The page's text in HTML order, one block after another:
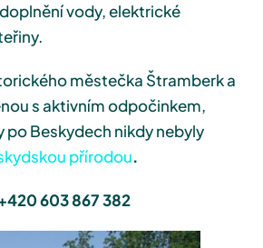
vody, elektrické
městečka Štramberk a
s aktivním odpočinkem,
Beskydech nikdy nebyly
přírodou.
603 867 382